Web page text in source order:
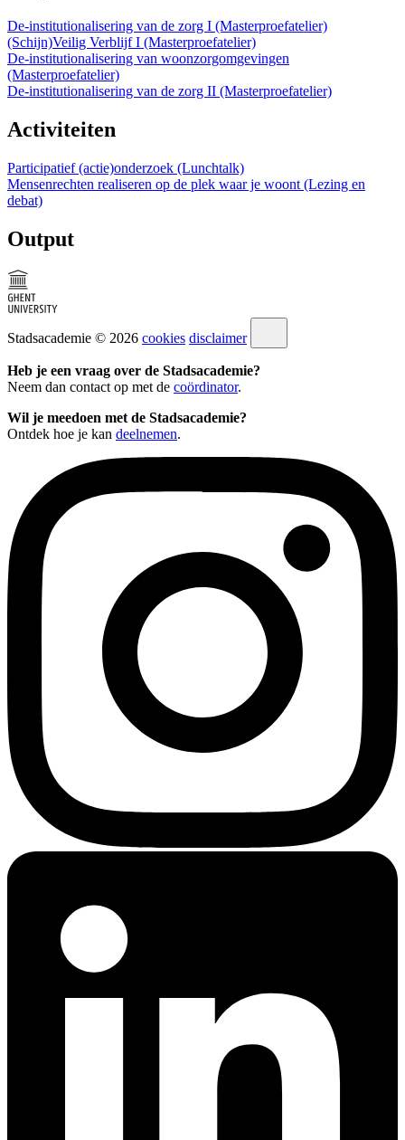
De-institutionalisering van de zorg I (Masterproefatelier)
(Schijn)Veilig Verblijf I (Masterproefatelier)
De-institutionalisering van woonzorgomgevingen
(Masterproefatelier)
De-institutionalisering van de zorg II (Masterproefatelier)
Activiteiten
Participatief (actie)onderzoek (Lunchtalk)
Mensenrechten realiseren op de plek waar je woont (Lezing en
debat)
Output
Stadsacademie © 2026 cookies disclaimer
Heb je een vraag over de Stadsacademie?
Neem dan contact op met de coördinator.
Wil je meedoen met de Stadsacademie?
Ontdek hoe je kan deelnemen.